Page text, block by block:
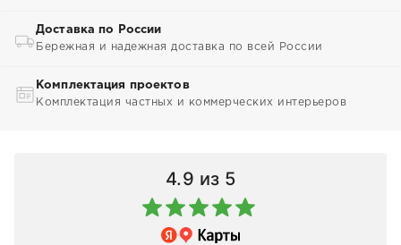
Доставка по России
Бережная и надежная доставка по всей России
Комплектация проектов
Комплектация частных и коммерческих интерьеров
4.9 из 5